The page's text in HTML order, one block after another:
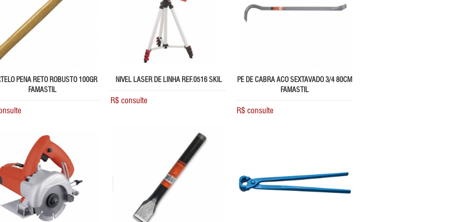
PENA RETO ROBUSTO 100GR
FAMASTIL
NIVEL LASER DE LINHA REF.0516 SKIL
R$ consulte
PE DE CABRA ACO SEXTAVADO 3/4 80CM
FAMASTIL
R$ consulte